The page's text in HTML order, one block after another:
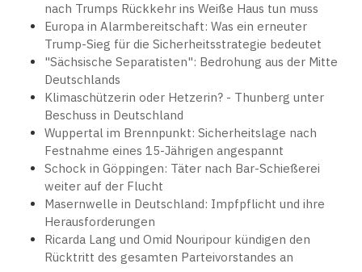
nach Trumps Rückkehr ins Weiße Haus tun muss
Europa in Alarmbereitschaft: Was ein erneuter
Trump-Sieg für die Sicherheitsstrategie bedeutet
"Sächsische Separatisten": Bedrohung aus der Mitte
Deutschlands
Klimaschützerin oder Hetzerin? - Thunberg unter
Beschuss in Deutschland
Wuppertal im Brennpunkt: Sicherheitslage nach
Festnahme eines 15-Jährigen angespannt
Schock in Göppingen: Täter nach Bar-Schießerei
weiter auf der Flucht
Masernwelle in Deutschland: Impfpflicht und ihre
Herausforderungen
Ricarda Lang und Omid Nouripour kündigen den
Rücktritt des gesamten Parteivorstandes an